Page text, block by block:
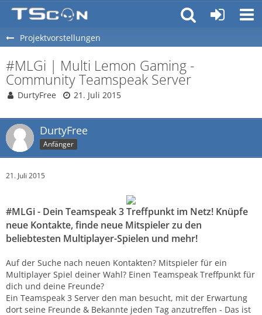
Projektvorstellungen
#MLGi | Multi Lemon Gaming -
Community Teamspeak Server
DurtyFree 21. Juli 2015
DurtyFree
Anfänger
21. Juli 2015
#MLGi - Dein Teamspeak 3 Treffpunkt im Netz! Knüpfe
neue Kontakte, finde neue Mitspieler zu den
beliebtesten Multiplayer-Spielen und mehr!
Auf der Suche nach neuen Kontakten? Mitspieler für ein
Multiplayer Spiel deiner Wahl? Einen Teamspeak Treffpunkt für
dich und deine Freunde?
Ein Teamspeak 3 Server den man besucht, mit der Erwartung
dort seine Freunde & Bekannte jeden Tag anzutreffen - Das ist